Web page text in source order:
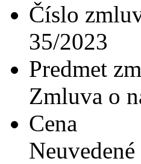
Číslo
35/2023
Predmet
Zmluva o
Cena
Neuvedené